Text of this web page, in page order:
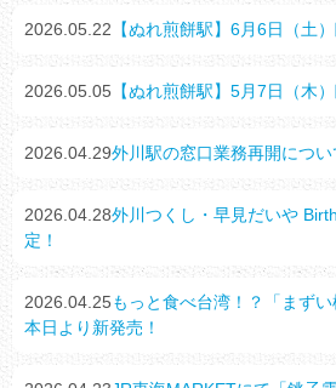
2026.05.22 【ぬれ煎餅駅】6月6日（土
2026.05.05 【ぬれ煎餅駅】5月7日（木
2026.04.29外川駅の窓口業務再開につ
2026.04.28外川つくし・早見だいや
定！
2026.04.25もっと食べ台湾！？「まず
本日より新発売！